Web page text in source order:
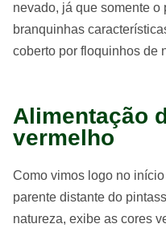
nevado, já que somente
branquinhas
coberto por floquinhos de
Alimentação
vermelho
Como vimos logo no
parente distante do
natureza, exibe as cores